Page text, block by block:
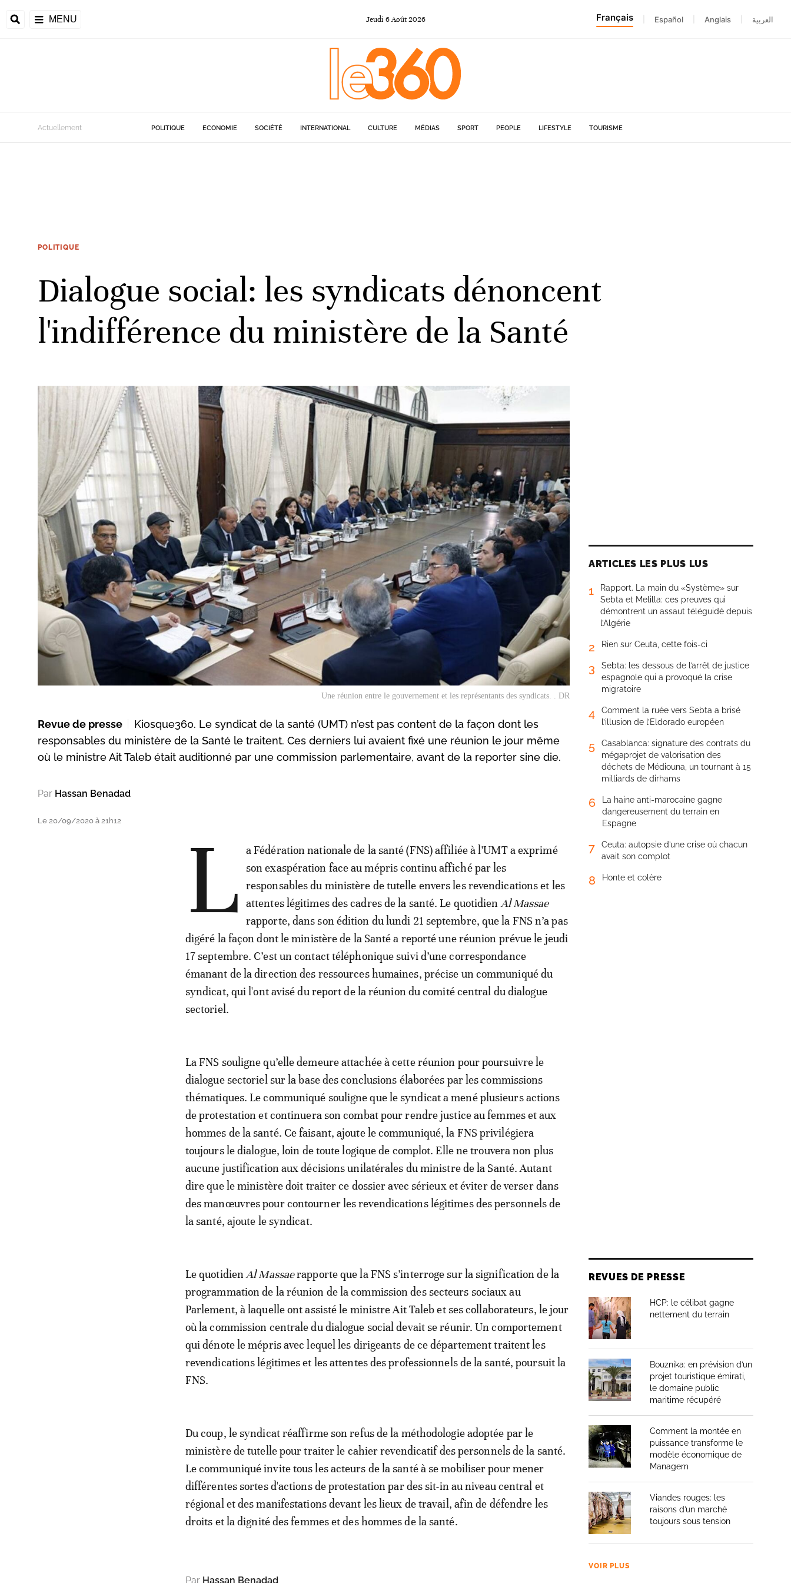
MENU Jeudi 6Août 2026 Français Español Anglais العربية
Actuellement POLITIQUE ECONOMIE SOCIÉTÉ INTERNATIONAL CULTURE MÉDIAS SPORT PEOPLE LIFESTYLE TOURISME
POLITIQUE
Dialogue social: les syndicats dénoncent
l'indifférence du ministère de la Santé
Une réunion entre le gouvernement et les représentants des syndicats. . DR
Revue de presse
Kiosque360. Le syndicat de la santé (UMT) n’est pas content de la façon dont les
responsables du ministère de la Santé le traitent. Ces derniers lui avaient fixé une réunion le jour même
où le ministre Ait Taleb était auditionné par une commission parlementaire, avant de la reporter sine die.
Par Hassan Benadad
Le 20/09/2020 à 21h12 L
a Fédération nationale de la santé (FNS) affiliée à l’UMT a exprimé
son exaspération face au mépris continu affiché par les
responsables du ministère de tutelle envers les revendications et les
attentes légitimes des cadres de la santé. Le quotidien Al Massae
rapporte, dans son édition du lundi 21 septembre, que la FNS n’a pas
digéré la façon dont le ministère de la Santé a reporté une réunion prévue le jeudi
17 septembre. C’est un contact téléphonique suivi d’une correspondance
émanant de la direction des ressources humaines, précise un communiqué du
syndicat, qui l'ont avisé du report de la réunion du comité central du dialogue
sectoriel.
La FNS souligne qu’elle demeure attachée à cette réunion pour poursuivre le
dialogue sectoriel sur la base des conclusions élaborées par les commissions
thématiques. Le communiqué souligne que le syndicat a mené plusieurs actions
de protestation et continuera son combat pour rendre justice au femmes et aux
hommes de la santé. Ce faisant, ajoute le communiqué, la FNS privilégiera
toujours le dialogue, loin de toute logique de complot. Elle ne trouvera non plus
aucune justification aux décisions unilatérales du ministre de la Santé. Autant
dire que le ministère doit traiter ce dossier avec sérieux et éviter de verser dans
des manœuvres pour contourner les revendications légitimes des personnels de
la santé, ajoute le syndicat.
Le quotidien Al Massaerapporte que la FNS s’interroge sur la signification de la
programmation de la réunion de la commission des secteurs sociaux au
Parlement, à laquelle ont assisté le ministre Ait Taleb et ses collaborateurs, le jour
où la commission centrale du dialogue social devait se réunir. Un comportement
qui dénote le mépris avec lequel les dirigeants de ce département traitent les
revendications légitimes et les attentes des professionnels de la santé, poursuit la
FNS.
Du coup, le syndicat réaffirme son refus de la méthodologie adoptée par le
ministère de tutelle pour traiter le cahier revendicatif des personnels de la santé.
Le communiqué invite tous les acteurs de la santé à se mobiliser pour mener
différentes sortes d'actions de protestation par des sit-in au niveau central et
régional et des manifestations devant les lieux de travail, afin de défendre les
droits et la dignité des femmes et des hommes de la santé.
Par Hassan Benadad
ARTICLES LES PLUS LUS
1
Rapport. La main du «Système» sur
Sebta et Melilla: ces preuves qui
démontrent un assaut téléguidé depuis
l’Algérie
2 Rien sur Ceuta, cette fois-ci
3
Sebta: les dessous de l’arrêt de justice
espagnole qui a provoqué la crise
migratoire
4
Comment la ruée vers Sebta a brisé
l’illusion de l’Eldorado européen
5
Casablanca: signature des contrats du
mégaprojet de valorisation des
déchets de Médiouna, un tournant à 15
milliards de dirhams
6
La haine anti-marocaine gagne
dangereusement du terrain en
Espagne
7
Ceuta: autopsie d’une crise où chacun
avait son complot
8 Honte et colère
REVUES DE PRESSE
HCP: le célibat gagne
nettement du terrain
Bouznika: en prévision d’un
projet touristique émirati,
le domaine public
maritime récupéré
Comment la montée en
puissance transforme le
modèle économique de
Managem
Viandes rouges: les
raisons d’un marché
toujours sous tension
VOIR PLUS